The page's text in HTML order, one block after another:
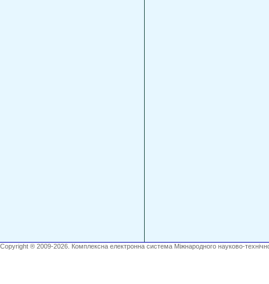
Copyright ® 2009-2026. Комплексна електронна система Міжнародного науково-